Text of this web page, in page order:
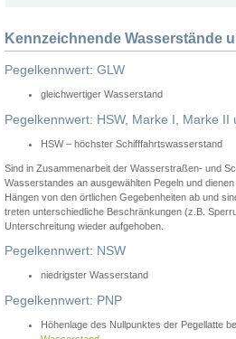
Kennzeichnende Wasserstände
Pegelkennwert: GLW
gleichwertiger Wasserstand
Pegelkennwert: HSW, Marke I, Marke II
HSW – höchster Schifffahrtswasserstand
Sind in Zusammenarbeit der Wasserstraßen- und
Wasserstandes an ausgewählten Pegeln und
Hängen von den örtlichen Gegebenheiten ab und
treten unterschiedliche Beschränkungen (z.B.
Unterschreitung wieder aufgehoben.
Pegelkennwert: NSW
niedrigster Wasserstand
Pegelkennwert: PNP
Höhenlage des Nullpunktes der Pegellatte